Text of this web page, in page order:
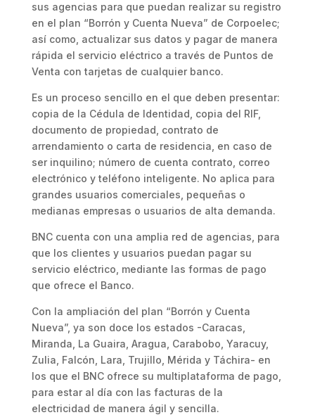
sus agencias para que puedan realizar su registro
en el plan “Borrón y Cuenta Nueva” de Corpoelec;
así como, actualizar sus datos y pagar de manera
rápida el servicio eléctrico a través de Puntos de
Venta con tarjetas de cualquier banco.
Es un proceso sencillo en el que deben presentar:
copia de la Cédula de Identidad, copia del RIF,
documento de propiedad, contrato de
arrendamiento o carta de residencia, en caso de
ser inquilino; número de cuenta contrato, correo
electrónico y teléfono inteligente. No aplica para
grandes usuarios comerciales, pequeñas o
medianas empresas o usuarios de alta demanda.
BNC cuenta con una amplia red de agencias, para
que los clientes y usuarios puedan pagar su
servicio eléctrico, mediante las formas de pago
que ofrece el Banco.
Con la ampliación del plan “Borrón y Cuenta
Nueva”, ya son doce los estados -Caracas,
Miranda, La Guaira, Aragua, Carabobo, Yaracuy,
Zulia, Falcón, Lara, Trujillo, Mérida y Táchira- en
los que el BNC ofrece su multiplataforma de pago,
para estar al día con las facturas de la
electricidad de manera ágil y sencilla.